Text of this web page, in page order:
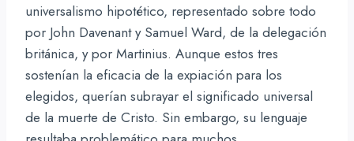
universalismo hipotético, representado sobre todo
por John Davenant y Samuel Ward, de la delegación
británica, y por Martinius. Aunque estos tres
sostenían la eficacia de la expiación para los
elegidos, querían subrayar el significado universal
de la muerte de Cristo. Sin embargo, su lenguaje